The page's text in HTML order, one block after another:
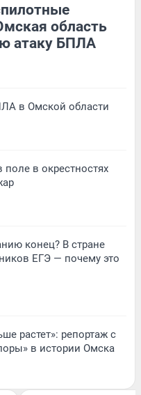
область
атаку БПЛА
в Омской области
в окрестностях
конец? В стране
ЕГЭ — почему это
растет»: репортаж с
в истории Омска